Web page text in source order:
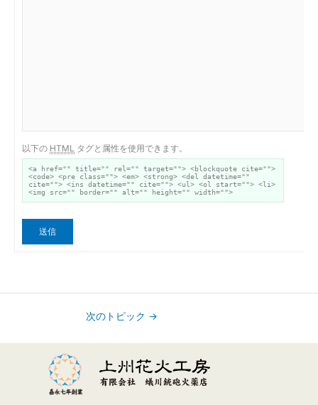
以下の HTML タグと属性を使用できます。
<a href="" title="" rel="" target=""> <blockquote cite="">
<code> <pre class=""> <em> <strong> <del datetime=""
cite=""> <ins datetime="" cite=""> <ul> <ol start=""> <li>
<img src="" border="" alt="" height="" width="">
送信
次のトピック →